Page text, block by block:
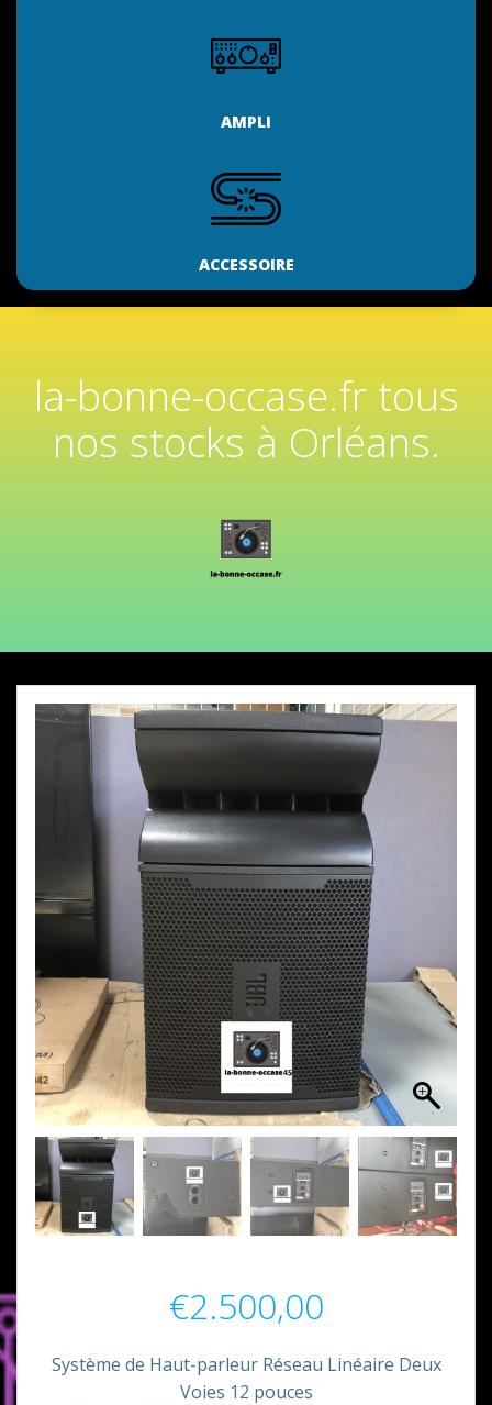
AMPLI
ACCESSOIRE
la-bonne-occase.fr tous
nos stocks à Orléans.
€2.500,00
Système de Haut-parleur Réseau Linéaire Deux
Voies 12 pouces